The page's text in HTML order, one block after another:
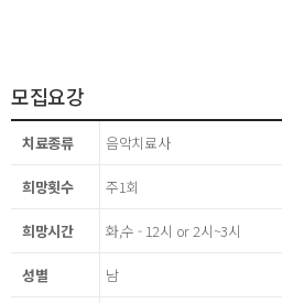
모집요강
치료종류 음악치료사
희망횟수 주1회
희망시간 화,수 - 12시 or 2시~3시
성별 남